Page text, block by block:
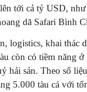
tới cả tỷ USD,
dã Safari Bình
logistics, khai thác
còn có tiềm năng
hải sản. Theo số
5.000 tàu cá với